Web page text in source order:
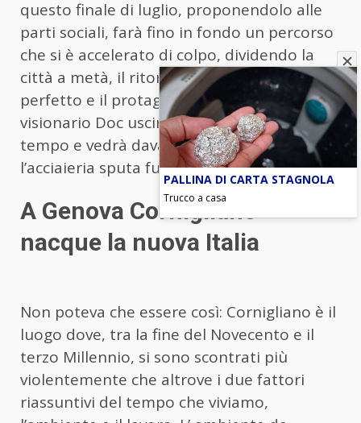
questo finale di luglio, proponendolo alle
parti sociali, farà fino in fondo un percorso
che si è accelerato di colpo, dividendo la
città a metà, il ritorno a “quel” futuro sarà
perfetto e il protagonista del film, il
visionario Doc uscirà dalla sua macchina del
tempo e vedrà davanti ai suoi occhi
l’acciaieria sputa fuoco.
A Genova Cornigliano
nacque la nuova Italia
Non poteva che essere così: Cornigliano è il
luogo dove, tra la fine del Novecento e il
terzo Millennio, si sono scontrati più
violentemente che altrove i due fattori
riassuntivi del tempo che viviamo,
PALLINA DI CARTA STAGNOLA
Trucco a casa